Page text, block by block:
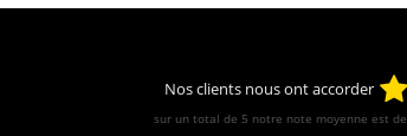
Nos clients nous ont accorder
sur un total de 5 notre note moyenne est de